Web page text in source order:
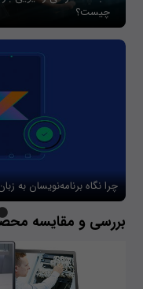
چیست؟
چرا نگاه برنامه‌نویسان به
بررسی و مقایسه